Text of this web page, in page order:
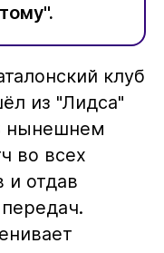
клуб
из "Лидса"
нынешнем
во всех
и отдав